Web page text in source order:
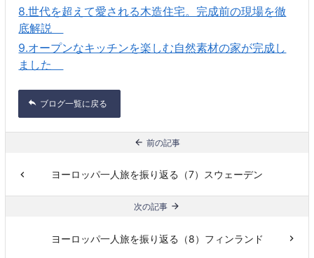
8.世代を超えて愛される木造住宅。完成前の現場を徹
底解説
9.オープンなキッチンを楽しむ自然素材の家が完成し
ました
ブログ一覧に戻る
前の記事
ヨーロッパ一人旅を振り返る（7）スウェーデン
次の記事
ヨーロッパ一人旅を振り返る（8）フィンランド